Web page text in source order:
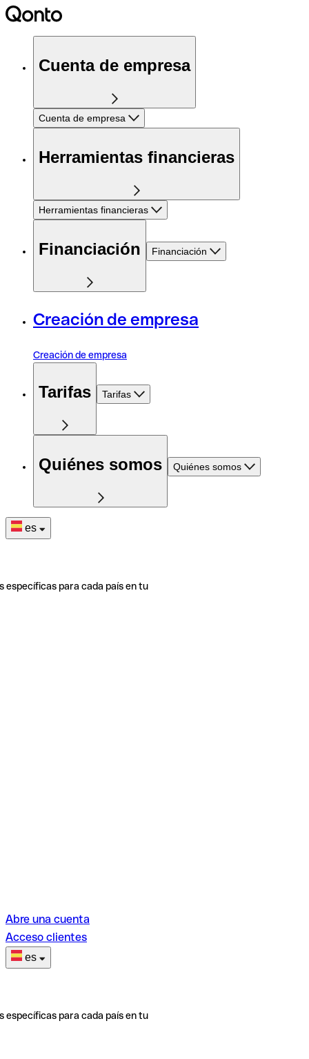
Cuenta de empresa
Cuenta de empresa
Herramientas financieras
Herramientas financieras
Financiación Financiación
Creación de empresa
Creación de empresa
Tarifas Tarifas
Quiénes somos Quiénes somos
es
específicas para cada país en tu
Abre una cuenta
Acceso clientes
es
específicas para cada país en tu